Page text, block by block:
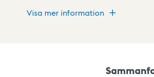
Visa mer information